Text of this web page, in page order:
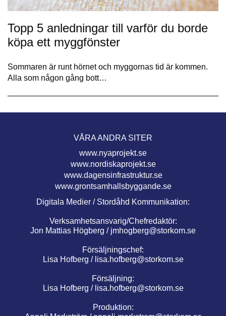
Topp 5 anledningar till varför du borde
köpa ett myggfönster
Sommaren är runt hörnet och myggornas tid är kommen.
Alla som någon gång bott…
VÅRA ANDRA SITER
www.nyaprojekt.se
www.nordiskaprojekt.se
www.dagensinfrastruktur.se
www.grontsamhallsbyggande.se
Digitala Medier / Stordåhd Kommunikation:
Verksamhetsansvarig/Chefredaktör:
Jon Mattias Högberg / jmhogberg@storkom.se
Försäljningschef:
Lisa Hofberg / lisa.hofberg@storkom.se
Försäljning:
Lisa Hofberg / lisa.hofberg@storkom.se
Produktion: